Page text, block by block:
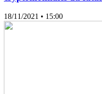
18/11/2021 • 15:00